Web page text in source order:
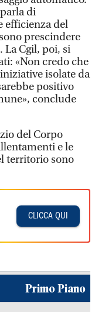
di
efficienza del
prescindere
La Cgil, poi, si
«Non credo che
isolate da
positivo
conclude
del Corpo
e le
territorio sono
CLICCA QUI
Primo Piano